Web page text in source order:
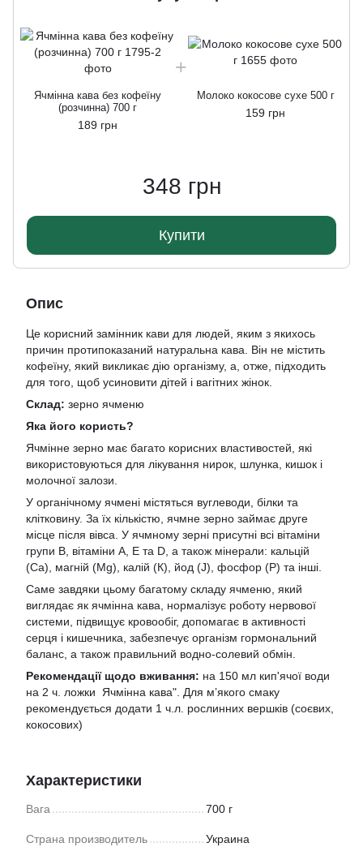
Ячмінна кава без кофеїну
(розчинна) 700 г
189 грн
Молоко кокосове сухе 500 г
159 грн
348 грн
Купити
Опис
Це корисний замінник кави для людей, яким з якихось
причин протипоказаний натуральна кава. Він не містить
кофеїну, який викликає дію організму, а, отже, підходить
для того, щоб усиновити дітей і вагітних жінок.
Склад: зерно ячменю
Яка його користь?
Ячмінне зерно має багато корисних властивостей, які
використовуються для лікування нирок, шлунка, кишок і
молочної залози.
У органічному ячмені містяться вуглеводи, білки та
клітковину. За їх кількістю, ячмне зерно займає друге
місце після вівса. У ячмному зерні присутні всі вітаміни
групи B, вітаміни А, Е та D, а також мінерали: кальцій
(Са), магній (Mg), калій (К), йод (J), фосфор (Р) та інші.
Саме завдяки цьому багатому складу ячменю, який
виглядає як ячмінна кава, нормалізує роботу нервової
системи, підвищує кровообіг, допомагає в активності
серця і кишечника, забезпечує організм гормональний
баланс, а також правильний водно-солевий обмін.
Рекомендації щодо вживання: на 150 мл кип'ячої води
нa 2 ч. ложки Ячмінна кава". Для м’якого смаку
рекомендується додати 1 ч.л. рослинних вершків (соєвих,
кокосових)
Характеристики
Вага 700 г
Страна производитель Украина